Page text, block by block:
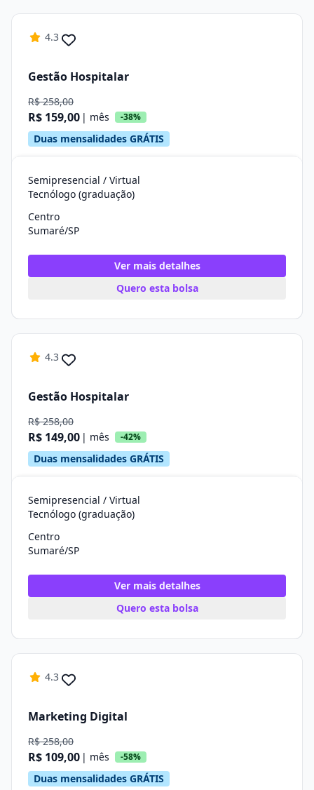
4.3
Gestão Hospitalar
R$ 258,00
R$ 159,00 | mês -38%
Duas mensalidades GRÁTIS
Semipresencial / Virtual
Tecnólogo (graduação)
Centro
Sumaré/SP
Ver mais detalhes
Quero esta bolsa
4.3
Gestão Hospitalar
R$ 258,00
R$ 149,00 | mês -42%
Duas mensalidades GRÁTIS
Semipresencial / Virtual
Tecnólogo (graduação)
Centro
Sumaré/SP
Ver mais detalhes
Quero esta bolsa
4.3
Marketing Digital
R$ 258,00
R$ 109,00 | mês -58%
Duas mensalidades GRÁTIS